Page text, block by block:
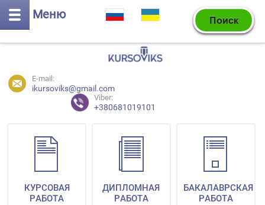
Меню
E-mail:
ikursoviks@gmail.com
Viber:
+380681019101
КУРСОВАЯ
РАБОТА
ДИПЛОМНАЯ
РАБОТА
БАКАЛАВРСКАЯ
РАБОТА